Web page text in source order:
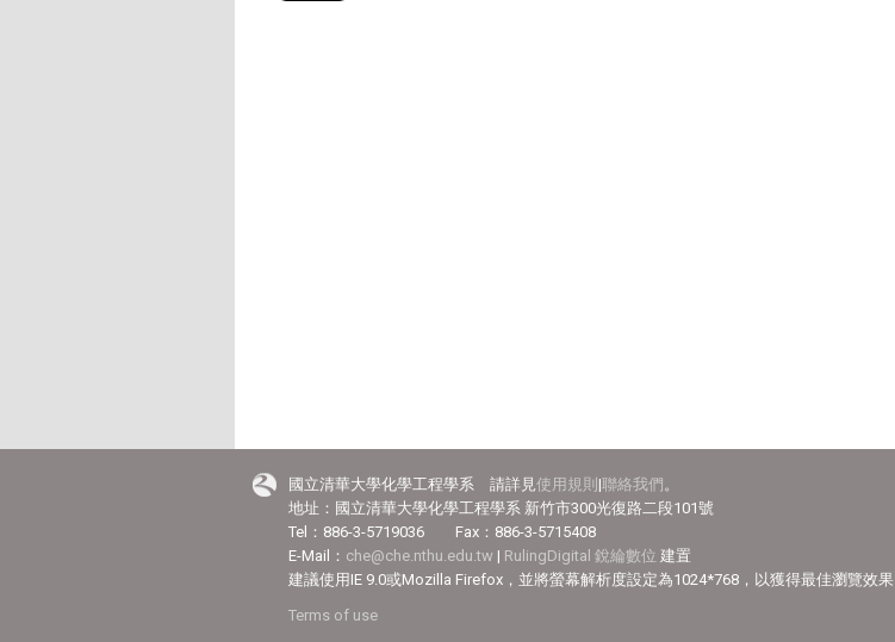
國立清華大學化學工程學系 請詳見 使用規則|聯絡我們 。
地址：國立清華大學化學工程學系 新竹市300光復路二段101號
Tel：886-3-5719036 Fax：886-3-5715408
E-Mail： che@che.nthu.edu.tw | RulingDigital 銳綸數位 建置
建議使用IE 9.0或Mozilla Firefox，並將螢幕解析度設定為1024*768，以獲得最佳瀏覽效果
Terms of use